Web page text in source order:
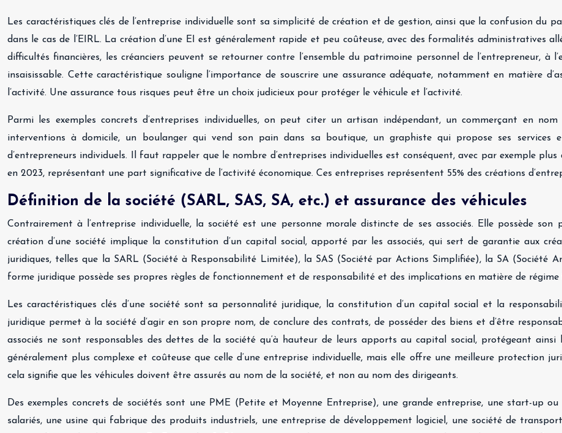
Les caractéristiques clés de l’entreprise individuelle sont sa simplicité de création et de gestion, ainsi que la confusion du
dans le cas de l’EIRL. La création d’une EI est généralement rapide et peu coûteuse, avec des formalités administratives
difficultés financières, les créanciers peuvent se retourner contre l’ensemble du patrimoine personnel de l’entrepreneur, à
insaisissable. Cette caractéristique souligne l’importance de souscrire une assurance adéquate, notamment en matière
l’activité. Une assurance tous risques peut être un choix judicieux pour protéger le véhicule et l’activité.
Parmi les exemples concrets d’entreprises individuelles, on peut citer un artisan indépendant, un commerçant en
interventions à domicile, un boulanger qui vend son pain dans sa boutique, un graphiste qui propose ses services
d’entrepreneurs individuels. Il faut rappeler que le nombre d’entreprises individuelles est conséquent, avec par exemple plus
en 2023, représentant une part significative de l’activité économique. Ces entreprises représentent 55% des créations
Définition de la société (SARL, SAS, SA, etc.) et assurance des véhicules
Contrairement à l’entreprise individuelle, la société est une personne morale distincte de ses associés. Elle possède
création d’une société implique la constitution d’un capital social, apporté par les associés, qui sert de garantie aux
juridiques, telles que la SARL (Société à Responsabilité Limitée), la SAS (Société par Actions Simplifiée), la SA (Société
forme juridique possède ses propres règles de fonctionnement et de responsabilité et des implications en matière de régime
Les caractéristiques clés d’une société sont sa personnalité juridique, la constitution d’un capital social et la
juridique permet à la société d’agir en son propre nom, de conclure des contrats, de posséder des biens et d’être
associés ne sont responsables des dettes de la société qu’à hauteur de leurs apports au capital social, protégeant
généralement plus complexe et coûteuse que celle d’une entreprise individuelle, mais elle offre une meilleure protection
cela signifie que les véhicules doivent être assurés au nom de la société, et non au nom des dirigeants.
Des exemples concrets de sociétés sont une PME (Petite et Moyenne Entreprise), une grande entreprise, une start-up
salariés, une usine qui fabrique des produits industriels, une entreprise de développement logiciel, une société de